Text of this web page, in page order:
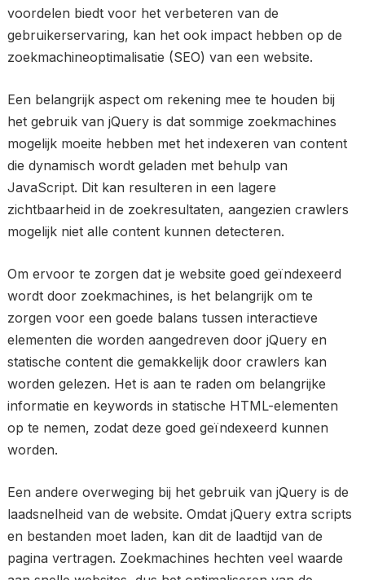
voordelen biedt voor het verbeteren van de
gebruikerservaring, kan het ook impact hebben op de
zoekmachineoptimalisatie (SEO) van een website.
Een belangrijk aspect om rekening mee te houden bij
het gebruik van jQuery is dat sommige zoekmachines
mogelijk moeite hebben met het indexeren van content
die dynamisch wordt geladen met behulp van
JavaScript. Dit kan resulteren in een lagere
zichtbaarheid in de zoekresultaten, aangezien crawlers
mogelijk niet alle content kunnen detecteren.
Om ervoor te zorgen dat je website goed geïndexeerd
wordt door zoekmachines, is het belangrijk om te
zorgen voor een goede balans tussen interactieve
elementen die worden aangedreven door jQuery en
statische content die gemakkelijk door crawlers kan
worden gelezen. Het is aan te raden om belangrijke
informatie en keywords in statische HTML-elementen
op te nemen, zodat deze goed geïndexeerd kunnen
worden.
Een andere overweging bij het gebruik van jQuery is de
laadsnelheid van de website. Omdat jQuery extra scripts
en bestanden moet laden, kan dit de laadtijd van de
pagina vertragen. Zoekmachines hechten veel waarde